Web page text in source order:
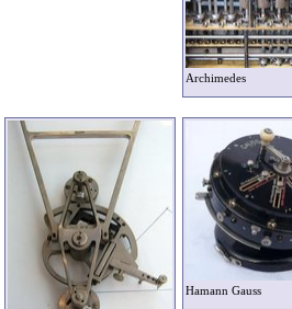
Archimedes
Hamann Gauss